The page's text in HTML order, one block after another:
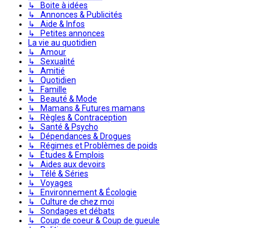
↳ Boite à idées
↳ Annonces & Publicités
↳ Aide & Infos
↳ Petites annonces
La vie au quotidien
↳ Amour
↳ Sexualité
↳ Amitié
↳ Quotidien
↳ Famille
↳ Beauté & Mode
↳ Mamans & Futures mamans
↳ Règles & Contraception
↳ Santé & Psycho
↳ Dépendances & Drogues
↳ Régimes et Problèmes de poids
↳ Études & Emplois
↳ Aides aux devoirs
↳ Télé & Séries
↳ Voyages
↳ Environnement & Écologie
↳ Culture de chez moi
↳ Sondages et débats
↳ Coup de coeur & Coup de gueule